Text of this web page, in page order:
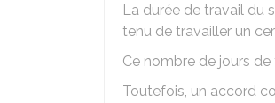
La durée de travail du
tenu de travailler un
Ce nombre de jours
Toutefois, un accord